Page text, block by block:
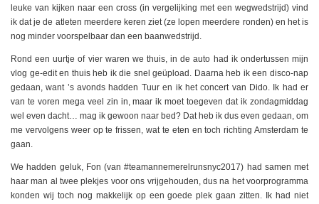
leuke van kijken naar een cross (in vergelijking met een wegwedstrijd) vind
ik dat je de atleten meerdere keren ziet (ze lopen meerdere ronden) en het is
nog minder voorspelbaar dan een baanwedstrijd.
Rond een uurtje of vier waren we thuis, in de auto had ik ondertussen mijn
vlog ge-edit en thuis heb ik die snel geüpload. Daarna heb ik een disco-nap
gedaan, want ’s avonds hadden Tuur en ik het concert van Dido. Ik had er
van te voren mega veel zin in, maar ik moet toegeven dat ik zondagmiddag
wel even dacht… mag ik gewoon naar bed? Dat heb ik dus even gedaan, om
me vervolgens weer op te frissen, wat te eten en toch richting Amsterdam te
gaan.
We hadden geluk, Fon (van #teamannemerelrunsnyc2017) had samen met
haar man al twee plekjes voor ons vrijgehouden, dus na het voorprogramma
konden wij toch nog makkelijk op een goede plek gaan zitten. Ik had niet